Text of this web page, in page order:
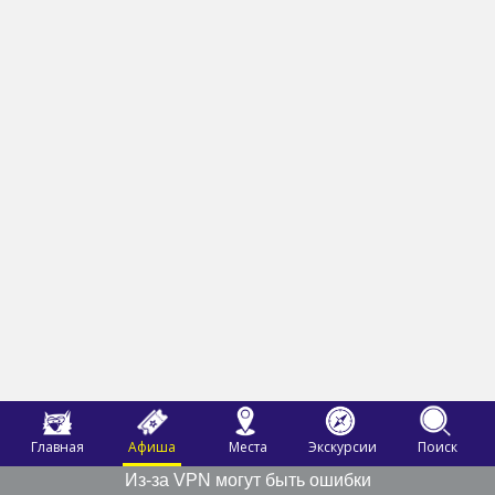
Главная Афиша Места Экскурсии
Поиск
Из-за VPN могут быть ошибки